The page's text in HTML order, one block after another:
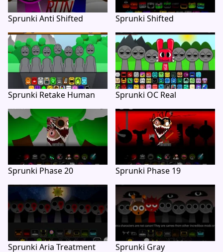
Sprunki Anti Shifted Sprunki Shifted
Sprunki Retake Human Sprunki OC Real
Sprunki Phase 20 Sprunki Phase 19
Sprunki Aria Treatment Sprunki Gray